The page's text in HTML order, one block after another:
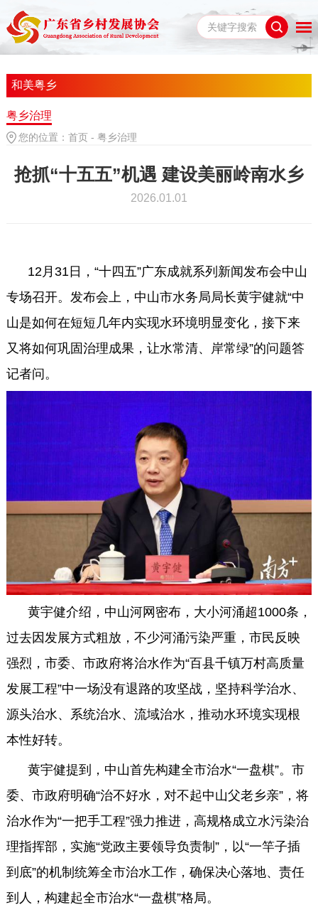
和美粤乡
粤乡治理
您的位置： 首页 - 粤乡治理
抢抓“十五五”机遇 建设美丽岭南水乡
2026.01.01
12月31日，“十四五”广东成就系列新闻发布会中山
专场召开。发布会上，中山市水务局局长黄宇健就“中
山是如何在短短几年内实现水环境明显变化，接下来
又将如何巩固治理成果，让水常清、岸常绿”的问题答
记者问。
黄宇健介绍，中山河网密布，大小河涌超1000条，
过去因发展方式粗放，不少河涌污染严重，市民反映
强烈，市委、市政府将治水作为“百县千镇万村高质量
发展工程”中一场没有退路的攻坚战，坚持科学治水、
源头治水、系统治水、流域治水，推动水环境实现根
本性好转。
黄宇健提到，中山首先构建全市治水“一盘棋”。市
委、市政府明确“治不好水，对不起中山父老乡亲”，将
治水作为“一把手工程”强力推进，高规格成立水污染治
理指挥部，实施“党政主要领导负责制”，以“一竿子插
到底”的机制统筹全市治水工作，确保决心落地、责任
到人，构建起全市治水“一盘棋”格局。